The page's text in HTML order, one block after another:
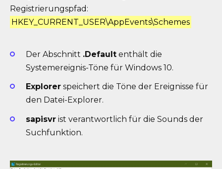
Registrierungspfad:
HKEY_CURRENT_USER\AppEvents\Schemes
Der Abschnitt .Default enthält die
Systemereignis-Töne für Windows 10.
Explorer speichert die Töne der Ereignisse für
den Datei-Explorer.
sapisvr ist verantwortlich für die Sounds der
Suchfunktion.